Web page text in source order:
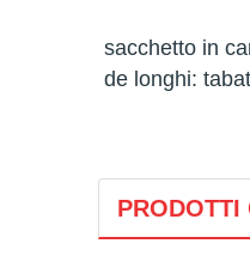
sacchetto in
de longhi:
PRODOTTI